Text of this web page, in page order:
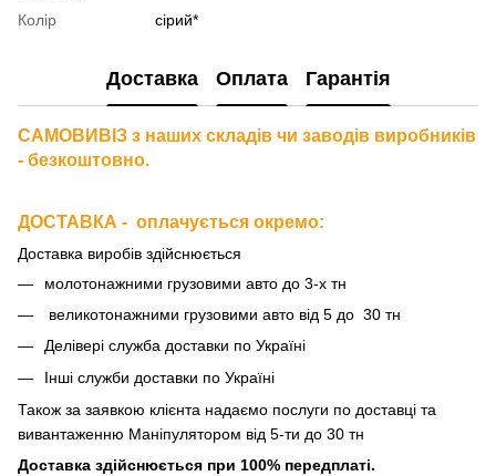
Колір сірий*
Доставка Оплата Гарантія
САМОВИВІЗ з наших складів чи заводів виробників
- безкоштовно.
ДОСТАВКА - оплачується окремо:
Доставка виробів здійснюється
молотонажними грузовими авто до 3-х тн
великотонажними грузовими авто від 5 до 30 тн
Делівері служба доставки по Україні
Інші служби доставки по Україні
Також за заявкою клієнта надаємо послуги по доставці та
вивантаженню Маніпулятором від 5-ти до 30 тн
Доставка здійснюється при 100% передплаті.